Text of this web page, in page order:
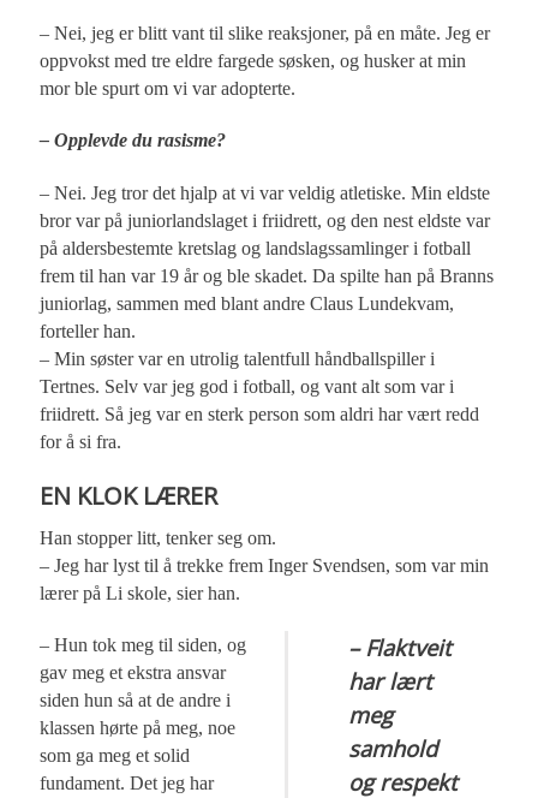
– Nei, jeg er blitt vant til slike reaksjoner, på en måte. Jeg er
oppvokst med tre eldre fargede søsken, og husker at min
mor ble spurt om vi var adopterte.
– Opplevde du rasisme?
– Nei. Jeg tror det hjalp at vi var veldig atletiske. Min eldste
bror var på juniorlandslaget i friidrett, og den nest eldste var
på aldersbestemte kretslag og landslagssamlinger i fotball
frem til han var 19 år og ble skadet. Da spilte han på Branns
juniorlag, sammen med blant andre Claus Lundekvam,
forteller han.
– Min søster var en utrolig talentfull håndballspiller i
Tertnes. Selv var jeg god i fotball, og vant alt som var i
friidrett. Så jeg var en sterk person som aldri har vært redd
for å si fra.
EN KLOK LÆRER
Han stopper litt, tenker seg om.
– Jeg har lyst til å trekke frem Inger Svendsen, som var min
lærer på Li skole, sier han.
– Flaktveit
har lært
meg
samhold
og respekt
– Hun tok meg til siden, og
gav meg et ekstra ansvar
siden hun så at de andre i
klassen hørte på meg, noe
som ga meg et solid
fundament. Det jeg har